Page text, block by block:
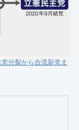
分裂から合流新党ま